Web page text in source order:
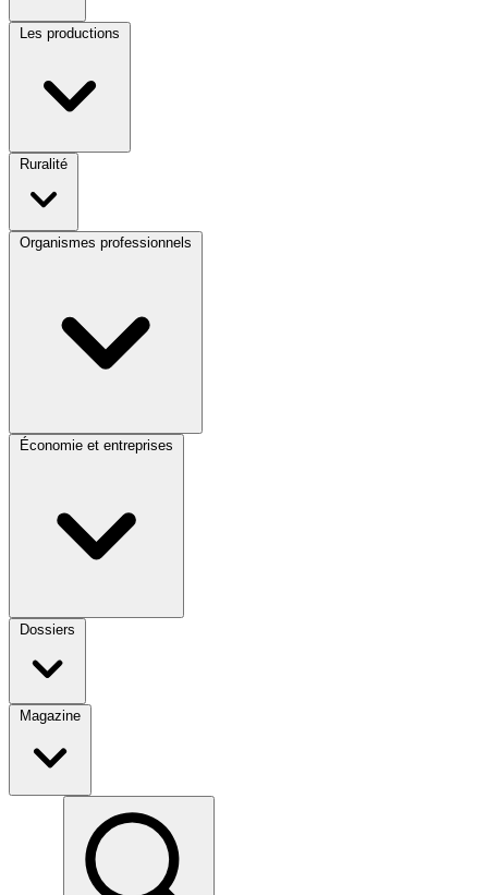
Les productions
Ruralité
Organismes professionnels
Économie et entreprises
Dossiers
Magazine